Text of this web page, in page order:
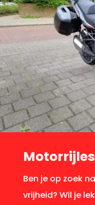
Ben je op zoek
vrijheid? Wil je